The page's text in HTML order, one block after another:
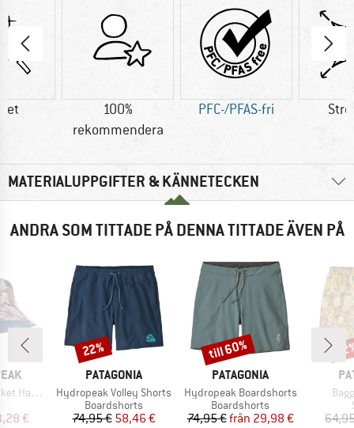
100%
rekommendera
PFC-/PFAS-fri
MATERIALUPPGIFTER & KÄNNETECKEN
ANDRA SOM TITTADE PÅ DENNA TITTADE ÄVEN PÅ
pris
€
VARUMÄRKE
PATAGONIA
Produkter
Hydropeak Volley Shorts
Produktgrupp
Boardshorts
Pris
74,95 € Reducerat pris
58,46 €
Rabatt
22%
VARUMÄRKE
PATAGONIA
Produkter
Hydropeak Boardshorts
Produktgrupp
Boardshorts
Pris
74,95 € Reducerat pris
från 29,98 €
Rabatt
till 60%